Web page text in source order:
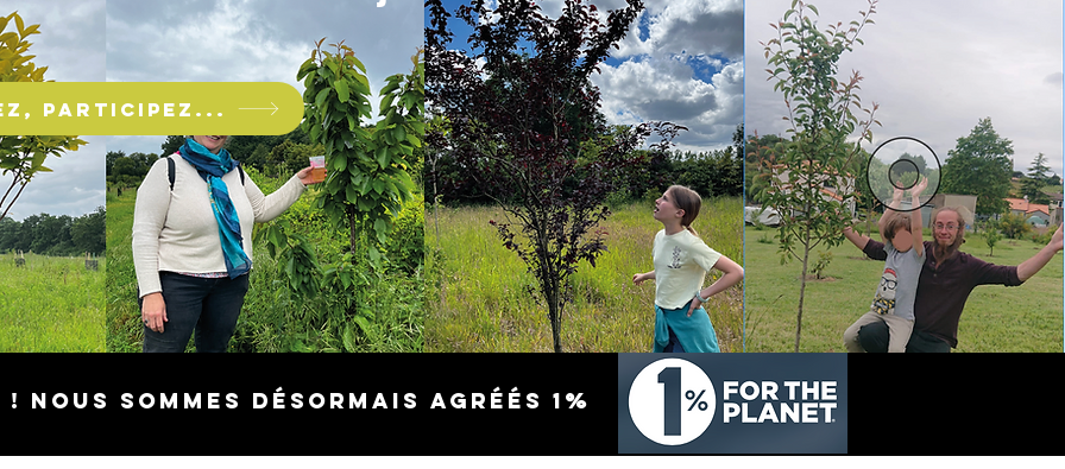
participez...
sommes désormais agréés 1%